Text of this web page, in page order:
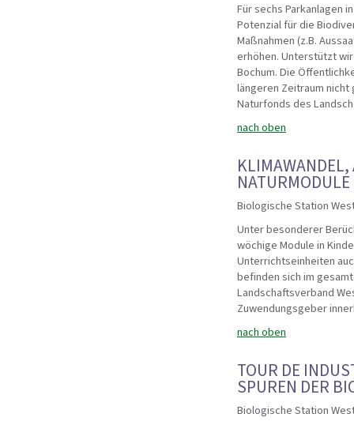
Für sechs Parkanlagen
Potenzial für die
Maßnahmen (z.B.
erhöhen. Unterstützt
Bochum. Die
längeren Zeitraum
Naturfonds des
nach oben
KLIMAWANDEL,
Biologische Station
Unter besonderer
wöchige Module in
Unterrichtseinheiten
befinden sich im
Landschaftsverband
Zuwendungsgeber
nach oben
TOUR DE
SPUREN DER
Biologische Station